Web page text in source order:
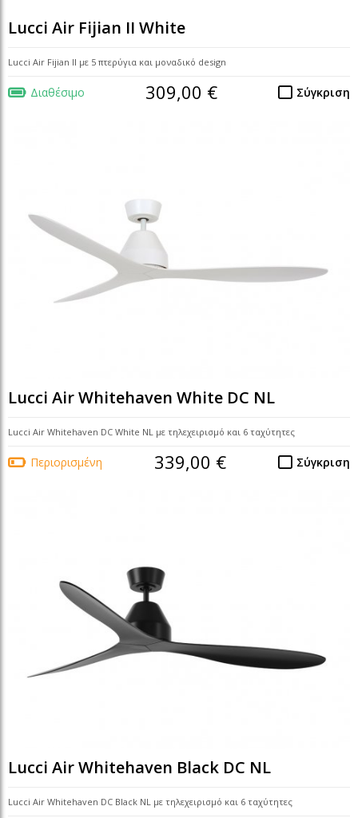
Lucci Air Fijian II White
Lucci Air Fijian II με 5 πτερύγια και μοναδικό design
Διαθέσιμο Σύγκριση
309,00 €
Lucci Air Whitehaven White DC NL
Lucci Air Whitehaven DC White NL με τηλεχειρισμό και 6 ταχύτητες
Περιορισμένη Σύγκριση
339,00 €
Lucci Air Whitehaven Black DC NL
Lucci Air Whitehaven DC Black NL με τηλεχειρισμό και 6 ταχύτητες